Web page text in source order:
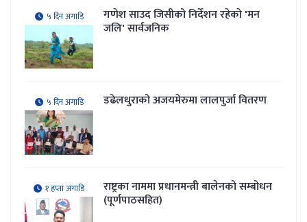
५ दिन अगाडि गणेश साउद जिसीको निर्देशन रहेकाे 'मन
जलि' सार्वजनिक
५ दिन अगाडि डढेलधुराको अजयमेरुमा लालपुर्जा वितरण
१ हप्ता अगाडि राष्ट्रका नाममा प्रधानमन्त्री बालेनको सम्बोधन
(पूर्णपाठसहित)